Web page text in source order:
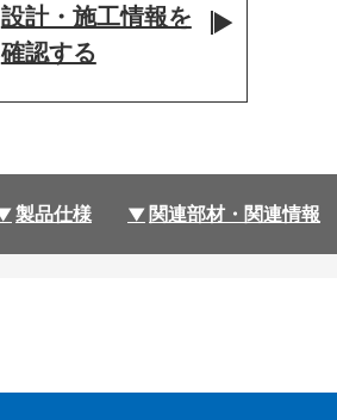
設計・施工情報を
確認する
製品仕様 関連部材・関連情報